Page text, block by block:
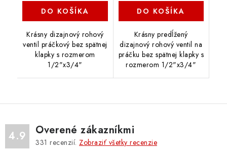
DO KOŠÍKA
Krásny dizajnový rohový
ventil práčkový bez spätnej
klapky s rozmerom
1/2"x3/4"
DO KOŠÍKA
Krásny predĺžený
dizajnový rohový ventil na
práčku bez spätnej klapky s
rozmerom 1/2"x3/4"
4.9 Overené zákazníkmi
331 recenzií. Zobraziť všetky recenzie